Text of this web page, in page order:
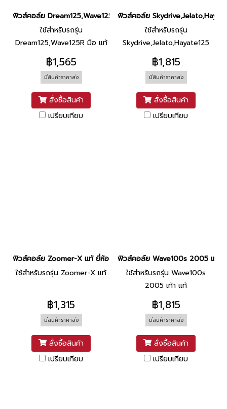
ฟิวส์คอล์ย Dream125,Wave125R มือ แท้ ยี่ห้อ Honda
ใช้สำหรับรถรุ่น
Dream125,Wave125R มือ แท้
฿1,565
มีสินค้าราคาส่ง
สั่งซื้อสินค้า
เปรียบเทียบ
ฟิวส์คอล์ย
ใช้สำหรับรถรุ่น
Skydrive,Jelato,Hayate125
฿1,815
มีสินค้าราคาส่ง
สั่งซื้อสินค้า
เปรียบเทียบ
ฟิวส์คอล์ย Zoomer-X แท้ ยี่ห้อ Honda
ใช้สำหรับรถรุ่น Zoomer-X แท้
฿1,315
มีสินค้าราคาส่ง
สั่งซื้อสินค้า
เปรียบเทียบ
ฟิวส์คอล์ย Wave100s 2005 เท้า
ใช้สำหรับรถรุ่น Wave100s
2005 เท้า แท้
฿1,815
มีสินค้าราคาส่ง
สั่งซื้อสินค้า
เปรียบเทียบ